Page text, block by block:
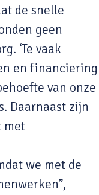
de snelle
geen
‘Te vaak
en financiering
van onze
Daarnaast zijn
met
we met de